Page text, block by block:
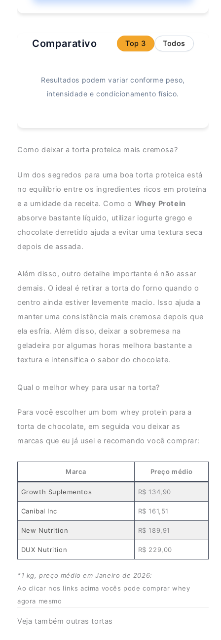
Comparativo Top 3 Todos
Resultados podem variar conforme peso,
intensidade e condicionamento físico.
Como deixar a torta proteica mais cremosa?
Um dos segredos para uma boa torta proteica está
no equilíbrio entre os ingredientes ricos em proteína
e a umidade da receita. Como o Whey Protein
absorve bastante líquido, utilizar iogurte grego e
chocolate derretido ajuda a evitar uma textura seca
depois de assada.
Além disso, outro detalhe importante é não assar
demais. O ideal é retirar a torta do forno quando o
centro ainda estiver levemente macio. Isso ajuda a
manter uma consistência mais cremosa depois que
ela esfria. Além disso, deixar a sobremesa na
geladeira por algumas horas melhora bastante a
textura e intensifica o sabor do chocolate.
Qual o melhor whey para usar na torta?
Para você escolher um bom whey protein para a
torta de chocolate, em seguida vou deixar as
marcas que eu já usei e recomendo você comprar:
Marca Preço médio
Growth Suplementos R$ 134,90
Canibal Inc R$ 161,51
New Nutrition R$ 189,91
DUX Nutrition R$ 229,00
*1 kg, preço médio em Janeiro de 2026:
Ao clicar nos links acima vocês pode comprar whey
agora mesmo
Veja também outras tortas